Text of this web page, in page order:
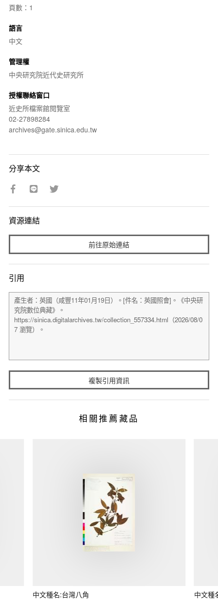
頁數：1
語言
中文
管理權
中央研究院近代史研究所
授權聯絡窗口
近史所檔案館閱覽室
02-27898284
archives@gate.sinica.edu.tw
分享本文
資源連結
前往原始連結
引用
複製引用資訊
相關推薦藏品
中文種名:台灣八角 中文種